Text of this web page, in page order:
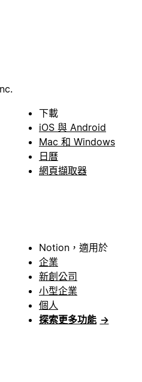
下載
iOS 與 Android
Mac 和 Windows
日曆
網頁擷取器
Notion，適用於
企業
新創公司
小型企業
個人
探索更多功能 →